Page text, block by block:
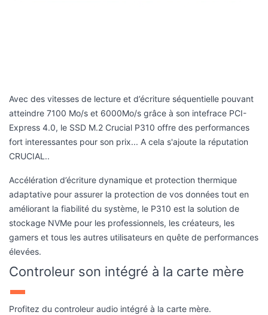
Avec des vitesses de lecture et d’écriture séquentielle pouvant
atteindre 7100 Mo/s et 6000Mo/s grâce à son intefrace PCI-
Express 4.0, le SSD M.2 Crucial P310 offre des performances
fort interessantes pour son prix... A cela s'ajoute la réputation
CRUCIAL..
Accélération d’écriture dynamique et protection thermique
adaptative pour assurer la protection de vos données tout en
améliorant la fiabilité du système, le P310 est la solution de
stockage NVMe pour les professionnels, les créateurs, les
gamers et tous les autres utilisateurs en quête de performances
élevées.
Controleur son intégré à la carte mère
Profitez du controleur audio intégré à la carte mère.